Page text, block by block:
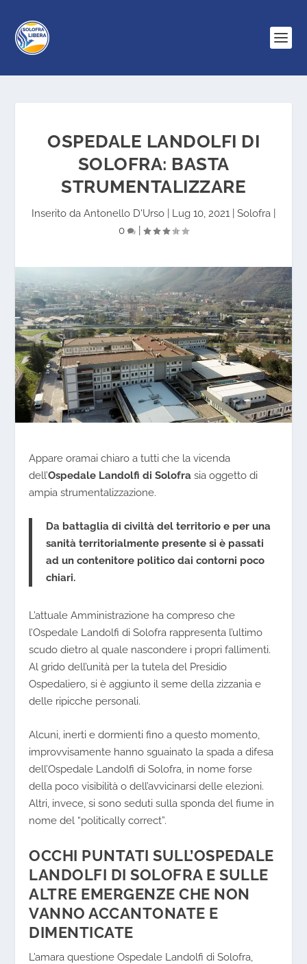
OSPEDALE LANDOLFI DI
SOLOFRA: BASTA
STRUMENTALIZZARE
Inserito da Antonello D'Urso Lug 10, 2021 Solofra
0
Appare oramai chiaro a tutti che la vicenda
dell’Ospedale Landolfi di Solofra sia oggetto di
ampia strumentalizzazione.
Da battaglia di civiltà del territorio e per una
sanità territorialmente presente si è passati
ad un contenitore politico dai contorni poco
chiari.
L’attualeAmministrazione ha compreso che
l’Ospedale Landolfi di Solofra rappresenta l’ultimo
scudo dietro al quale nascondere i propri fallimenti.
Al grido dell’unità per la tutela del Presidio
Ospedaliero, si è aggiunto il seme della zizzania e
delle ripicche personali.
Alcuni, inerti e dormienti fino a questo momento,
improvvisamente hanno sguainato la spada a difesa
dell’Ospedale Landolfi di Solofra, in nome forse
della poco visibilità o dell’avvicinarsi delle elezioni.
Altri, invece, si sono seduti sulla sponda del fiume in
nome del “politically correct”.
OCCHI PUNTATI SULL’OSPEDALE
LANDOLFI DI SOLOFRA E SULLE
ALTRE EMERGENZE CHE NON
VANNO ACCANTONATE E
DIMENTICATE
L’amara questione Ospedale Landolfi di Solofra,